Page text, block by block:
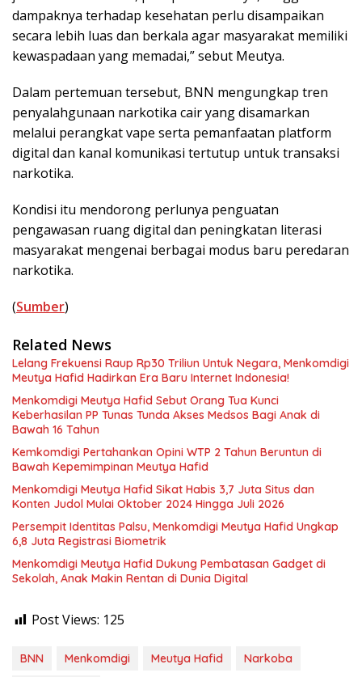
dampaknya terhadap kesehatan perlu disampaikan
secara lebih luas dan berkala agar masyarakat memiliki
kewaspadaan yang memadai,” sebut Meutya.
Dalam pertemuan tersebut, BNN mengungkap tren
penyalahgunaan narkotika cair yang disamarkan
melalui perangkat vape serta pemanfaatan platform
digital dan kanal komunikasi tertutup untuk transaksi
narkotika.
Kondisi itu mendorong perlunya penguatan
pengawasan ruang digital dan peningkatan literasi
masyarakat mengenai berbagai modus baru peredaran
narkotika.
(Sumber)
Related News
Lelang Frekuensi Raup Rp30 Triliun Untuk Negara, Menkomdigi
Meutya Hafid Hadirkan Era Baru Internet Indonesia!
Menkomdigi Meutya Hafid Sebut Orang Tua Kunci
Keberhasilan PP Tunas Tunda Akses Medsos Bagi Anak di
Bawah 16 Tahun
Kemkomdigi Pertahankan Opini WTP 2 Tahun Beruntun di
Bawah Kepemimpinan Meutya Hafid
Menkomdigi Meutya Hafid Sikat Habis 3,7 Juta Situs dan
Konten Judol Mulai Oktober 2024 Hingga Juli 2026
Persempit Identitas Palsu, Menkomdigi Meutya Hafid Ungkap
6,8 Juta Registrasi Biometrik
Menkomdigi Meutya Hafid Dukung Pembatasan Gadget di
Sekolah, Anak Makin Rentan di Dunia Digital
Post Views: 125
BNN Menkomdigi Meutya Hafid
Narkoba